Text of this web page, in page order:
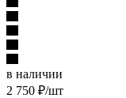
в наличии
2 750 ₽/шт